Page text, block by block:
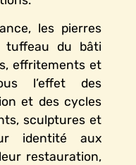
les pierres
tuffeau du bâti
effritements et
l’effet des
et des cycles
sculptures et
identité aux
restauration,